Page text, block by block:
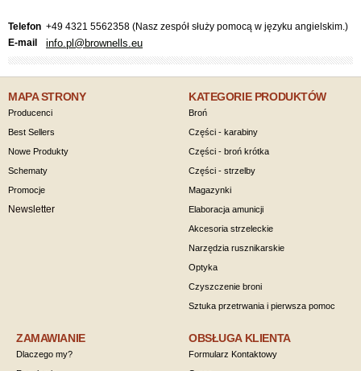
Telefon +49 4321 5562358 (Nasz zespół służy pomocą w języku angielskim.)
E-mail
info.pl @ brownells.eu
MAPA STRONY
Producenci
Best Sellers
Nowe Produkty
Schematy
Promocje
Newsletter
KATEGORIE PRODUKTÓW
Broń
Części - karabiny
Części - broń krótka
Części - strzelby
Magazynki
Elaboracja amunicji
Akcesoria strzeleckie
Narzędzia rusznikarskie
Optyka
Czyszczenie broni
Sztuka przetrwania i pierwsza pomoc
ZAMAWIANIE
Dlaczego my?
OBSŁUGA KLIENTA
Formularz Kontaktowy